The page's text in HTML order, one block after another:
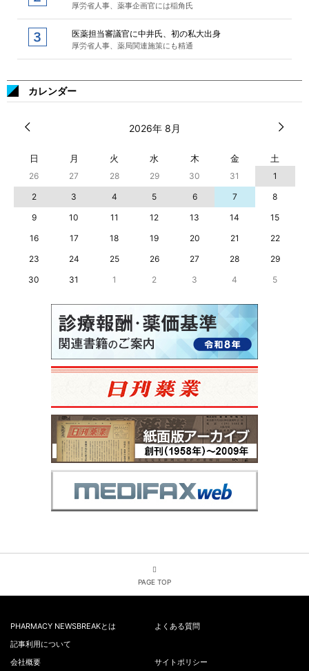
厚労省人事、薬事企画官には稲角氏
医薬担当審議官に中井氏、初の私大出身
厚労省人事、薬局関連施策にも精通
カレンダー
2026年 8月
日 月 火 水 木 金 土
26 27 28 29 30 31
1
2
3 4 5 6 7
8
9
10 11 12 13 14
15
16
17 18 19 20 21
22
23
24 25 26 27 28
29
30
31 1 2 3 4 5
PAGE TOP
PHARMACY NEWSBREAKとは
よくある質問
記事利用について
会社概要
サイトポリシー